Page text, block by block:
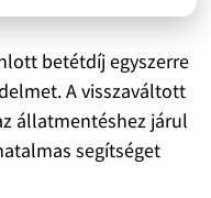
betétdíj egyszerre
A visszaváltott
állatmentéshez járul
segítséget